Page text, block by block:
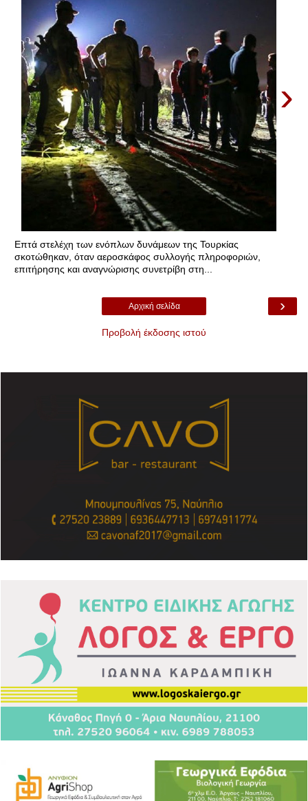
›
Επτά στελέχη των ενόπλων δυνάμεων της Τουρκίας
σκοτώθηκαν, όταν αεροσκάφος συλλογής πληροφοριών,
επιτήρησης και αναγνώρισης συνετρίβη στη...
›
Αρχική σελίδα
Προβολή έκδοσης ιστού